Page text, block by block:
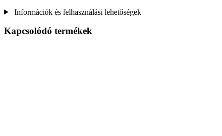
Információk és felhasználási lehetőségek
Kapcsolódó termékek